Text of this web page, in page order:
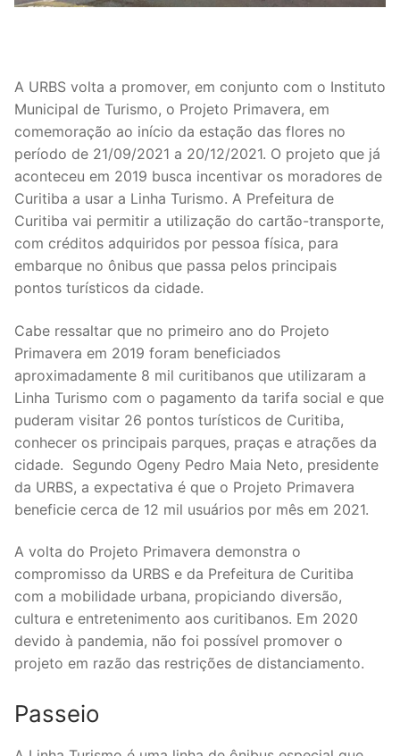
A URBS volta a promover, em conjunto com o Instituto
Municipal de Turismo, o Projeto Primavera, em
comemoração ao início da estação das flores no
período de 21/09/2021 a 20/12/2021. O projeto que já
aconteceu em 2019 busca incentivar os moradores de
Curitiba a usar a Linha Turismo. A Prefeitura de
Curitiba vai permitir a utilização do cartão-transporte,
com créditos adquiridos por pessoa física, para
embarque no ônibus que passa pelos principais
pontos turísticos da cidade.
Cabe ressaltar que no primeiro ano do Projeto
Primavera em 2019 foram beneficiados
aproximadamente 8 mil curitibanos que utilizaram a
Linha Turismo com o pagamento da tarifa social e que
puderam visitar 26 pontos turísticos de Curitiba,
conhecer os principais parques, praças e atrações da
cidade. Segundo Ogeny Pedro Maia Neto, presidente
da URBS, a expectativa é que o Projeto Primavera
beneficie cerca de 12 mil usuários por mês em 2021.
A volta do Projeto Primavera demonstra o
compromisso da URBS e da Prefeitura de Curitiba
com a mobilidade urbana, propiciando diversão,
cultura e entretenimento aos curitibanos. Em 2020
devido à pandemia, não foi possível promover o
projeto em razão das restrições de distanciamento.
Passeio